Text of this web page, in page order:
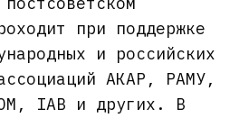
при поддержке
и российских
АКАР, РАМУ,
IAB и других. В